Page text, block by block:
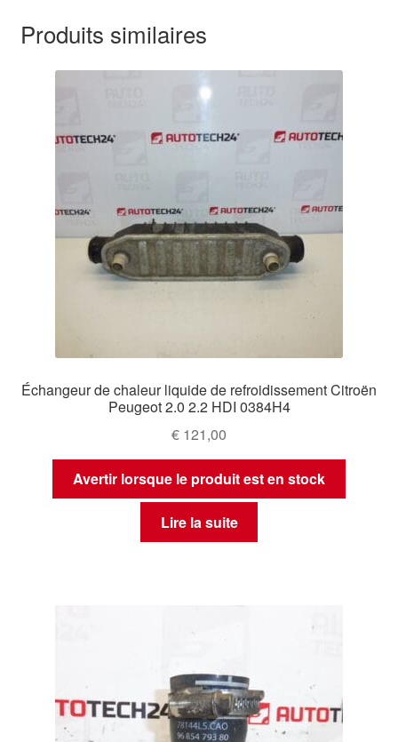
Produits similaires
Échangeur de chaleur liquide de refroidissement Citroën
Peugeot 2.0 2.2 HDI 0384H4
€ 121,00
Avertir lorsque le produit est en stock
Lire la suite